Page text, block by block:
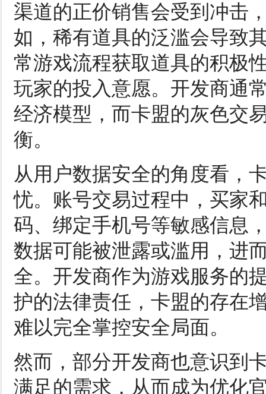
渠道的正价销售会受到冲击
如，稀有道具的泛滥会导致
常游戏流程获取道具的积极
玩家的投入意愿。开发商通
经济模型，而卡盟的灰色交
衡。
从用户数据安全的角度看，
忧。账号交易过程中，买家
码、绑定手机号等敏感信息
数据可能被泄露或滥用，进
全。开发商作为游戏服务的
护的法律责任，卡盟的存在
难以完全掌控安全局面。
然而，部分开发商也意识到
满足的需求，从而成为优化